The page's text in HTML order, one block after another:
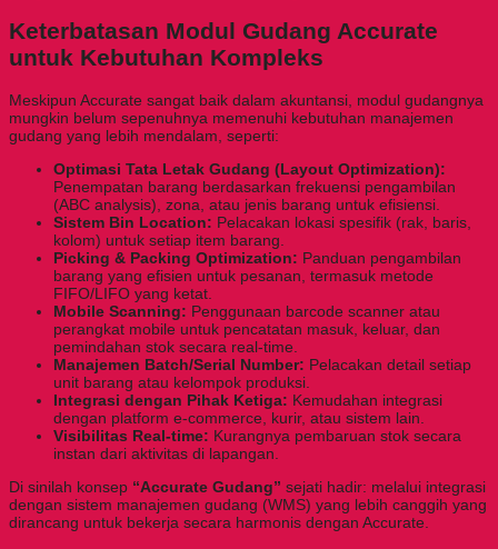
Keterbatasan Modul Gudang Accurate
untuk Kebutuhan Kompleks
Meskipun Accurate sangat baik dalam akuntansi, modul gudangnya
mungkin belum sepenuhnya memenuhi kebutuhan manajemen
gudang yang lebih mendalam, seperti:
Optimasi Tata Letak Gudang (Layout Optimization):
Penempatan barang berdasarkan frekuensi pengambilan
(ABC analysis), zona, atau jenis barang untuk efisiensi.
Sistem Bin Location: Pelacakan lokasi spesifik (rak, baris,
kolom) untuk setiap item barang.
Picking & Packing Optimization: Panduan pengambilan
barang yang efisien untuk pesanan, termasuk metode
FIFO/LIFO yang ketat.
Mobile Scanning: Penggunaan barcode scanner atau
perangkat mobile untuk pencatatan masuk, keluar, dan
pemindahan stok secara real-time.
Manajemen Batch/Serial Number: Pelacakan detail setiap
unit barang atau kelompok produksi.
Integrasi dengan Pihak Ketiga: Kemudahan integrasi
dengan platform e-commerce, kurir, atau sistem lain.
Visibilitas Real-time: Kurangnya pembaruan stok secara
instan dari aktivitas di lapangan.
Di sinilah konsep “Accurate Gudang” sejati hadir: melalui integrasi
dengan sistem manajemen gudang (WMS) yang lebih canggih yang
dirancang untuk bekerja secara harmonis dengan Accurate.